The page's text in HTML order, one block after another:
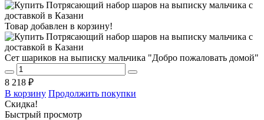
Товар добавлен в корзину!
Сет шариков на выписку мальчика "Добро пожаловать домой"
8 218 ₽
В корзину Продолжить покупки
Скидка!
Быстрый просмотр